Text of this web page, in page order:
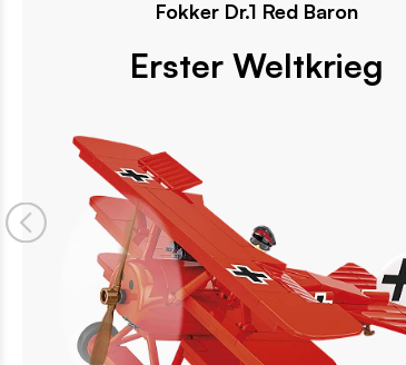
Fokker Dr.1 Red Baron
Erster Weltkrieg